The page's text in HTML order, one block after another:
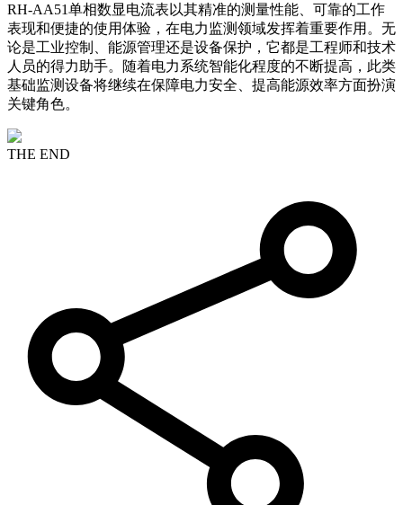
RH-AA51单相数显电流表以其精准的测量性能、可靠的工作
表现和便捷的使用体验，在电力监测领域发挥着重要作用。无
论是工业控制、能源管理还是设备保护，它都是工程师和技术
人员的得力助手。随着电力系统智能化程度的不断提高，此类
基础监测设备将继续在保障电力安全、提高能源效率方面扮演
关键角色。
THE END